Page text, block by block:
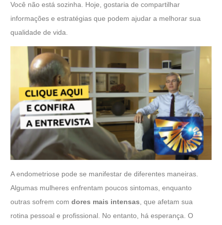
Você não está sozinha. Hoje, gostaria de compartilhar
informações e estratégias que podem ajudar a melhorar sua
qualidade de vida.
A endometriose pode se manifestar de diferentes maneiras.
Algumas mulheres enfrentam poucos sintomas, enquanto
outras sofrem com dores mais intensas , que afetam sua
rotina pessoal e profissional. No entanto, há esperança. O